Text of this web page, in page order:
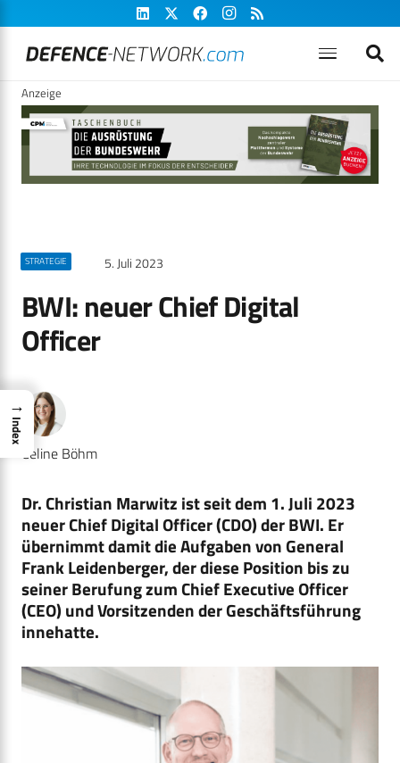
Anzeige
STRATEGIE 5. Juli 2023
BWI: neuer Chief Digital
Officer
Celine Böhm
Dr. Christian Marwitz ist seit dem 1. Juli 2023
neuer Chief Digital Officer (CDO) der BWI. Er
übernimmt damit die Aufgaben von General
Frank Leidenberger, der diese Position bis zu
seiner Berufung zum Chief Executive Officer
(CEO) und Vorsitzenden der Geschäftsführung
innehatte.
→
Index